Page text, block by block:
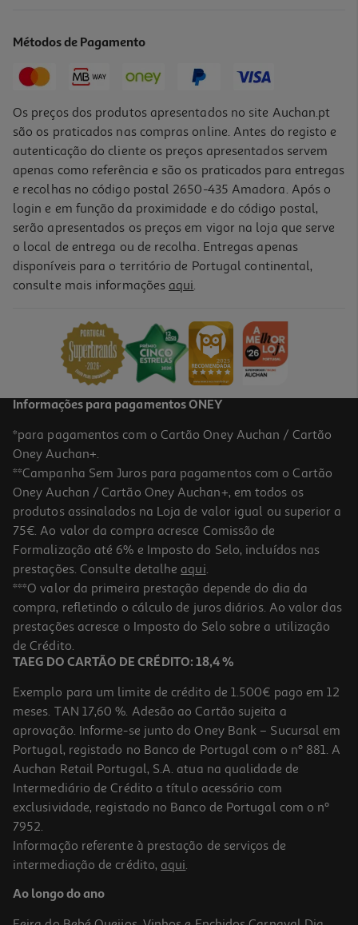
Métodos de Pagamento
Os preços dos produtos apresentados no site Auchan.pt
são os praticados nas compras online. Antes do registo e
autenticação do cliente os preços apresentados servem
apenas como referência e são os praticados para entregas
e recolhas no código postal 2650-435 Amadora. Após o
login e em função da proximidade e do código postal,
serão apresentados os preços em vigor na loja que serve
o local de entrega ou de recolha. Entregas apenas
disponíveis para o território de Portugal continental,
consulte mais informações aqui.
Informações para pagamentos ONEY
*para pagamentos com o Cartão Oney Auchan / Cartão
Oney Auchan+.
**Campanha Sem Juros para pagamentos com o Cartão
Oney Auchan / Cartão Oney Auchan+, em todos os
produtos assinalados na Loja de valor igual ou superior a
75€. Ao valor da compra acresce Comissão de
Formalização até 6% e Imposto do Selo, incluídos nas
prestações. Consulte detalhe aqui.
***O valor da primeira prestação depende do dia da
compra, refletindo o cálculo de juros diários. Ao valor das
prestações acresce o Imposto do Selo sobre a utilização
de Crédito.
TAEG DO CARTÃO DE CRÉDITO: 18,4 %
Exemplo para um limite de crédito de 1.500€ pago em 12
meses. TAN 17,60 %. Adesão ao Cartão sujeita a
aprovação. Informe-se junto do Oney Bank – Sucursal em
Portugal, registado no Banco de Portugal com o nº 881. A
Auchan Retail Portugal, S.A. atua na qualidade de
Intermediário de Crédito a título acessório com
exclusividade, registado no Banco de Portugal com o nº
7952.
Informação referente à prestação de serviços de
intermediação de crédito, aqui.
Ao longo do ano